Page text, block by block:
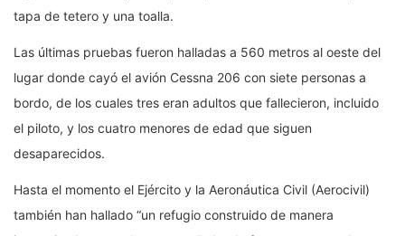
tapa de tetero y una toalla.
Las últimas pruebas fueron halladas a 560 metros al oeste del
lugar donde cayó el avión Cessna 206 con siete personas a
bordo, de los cuales tres eran adultos que fallecieron, incluido
el piloto, y los cuatro menores de edad que siguen
desaparecidos.
Hasta el momento el Ejército y la Aeronáutica Civil (Aerocivil)
también han hallado “un refugio construido de manera